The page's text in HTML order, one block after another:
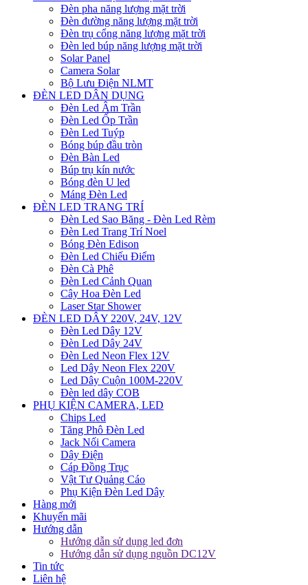
Đèn pha năng lượng mặt trời
Đèn đường năng lượng mặt trời
Đèn trụ cổng năng lượng mặt trời
Đèn led búp năng lượng mặt trời
Solar Panel
Camera Solar
Bộ Lưu Điện NLMT
ĐÈN LED DÂN DỤNG
Đèn Led Âm Trần
Đèn Led Ốp Trần
Đèn Led Tuýp
Bóng búp đầu tròn
Đèn Bàn Led
Búp trụ kín nước
Bóng đèn U led
Máng Đèn Led
ĐÈN LED TRANG TRÍ
Đèn Led Sao Băng - Đèn Led Rèm
Đèn Led Trang Trí Noel
Bóng Đèn Edison
Đèn Led Chiếu Điểm
Đèn Cà Phê
Đèn Led Cảnh Quan
Cây Hoa Đèn Led
Laser Star Shower
ĐÈN LED DÂY 220V, 24V, 12V
Đèn Led Dây 12V
Đèn Led Dây 24V
Đèn Led Neon Flex 12V
Led Dây Neon Flex 220V
Led Dây Cuộn 100M-220V
Đèn led dây COB
PHỤ KIỆN CAMERA, LED
Chips Led
Tăng Phô Đèn Led
Jack Nối Camera
Dây Điện
Cáp Đồng Trục
Vật Tư Quảng Cáo
Phụ Kiện Đèn Led Dây
Hàng mới
Khuyến mãi
Hướng dẫn
Hướng dẫn sử dụng led đơn
Hướng dẫn sử dụng nguồn DC12V
Tin tức
Liên hệ